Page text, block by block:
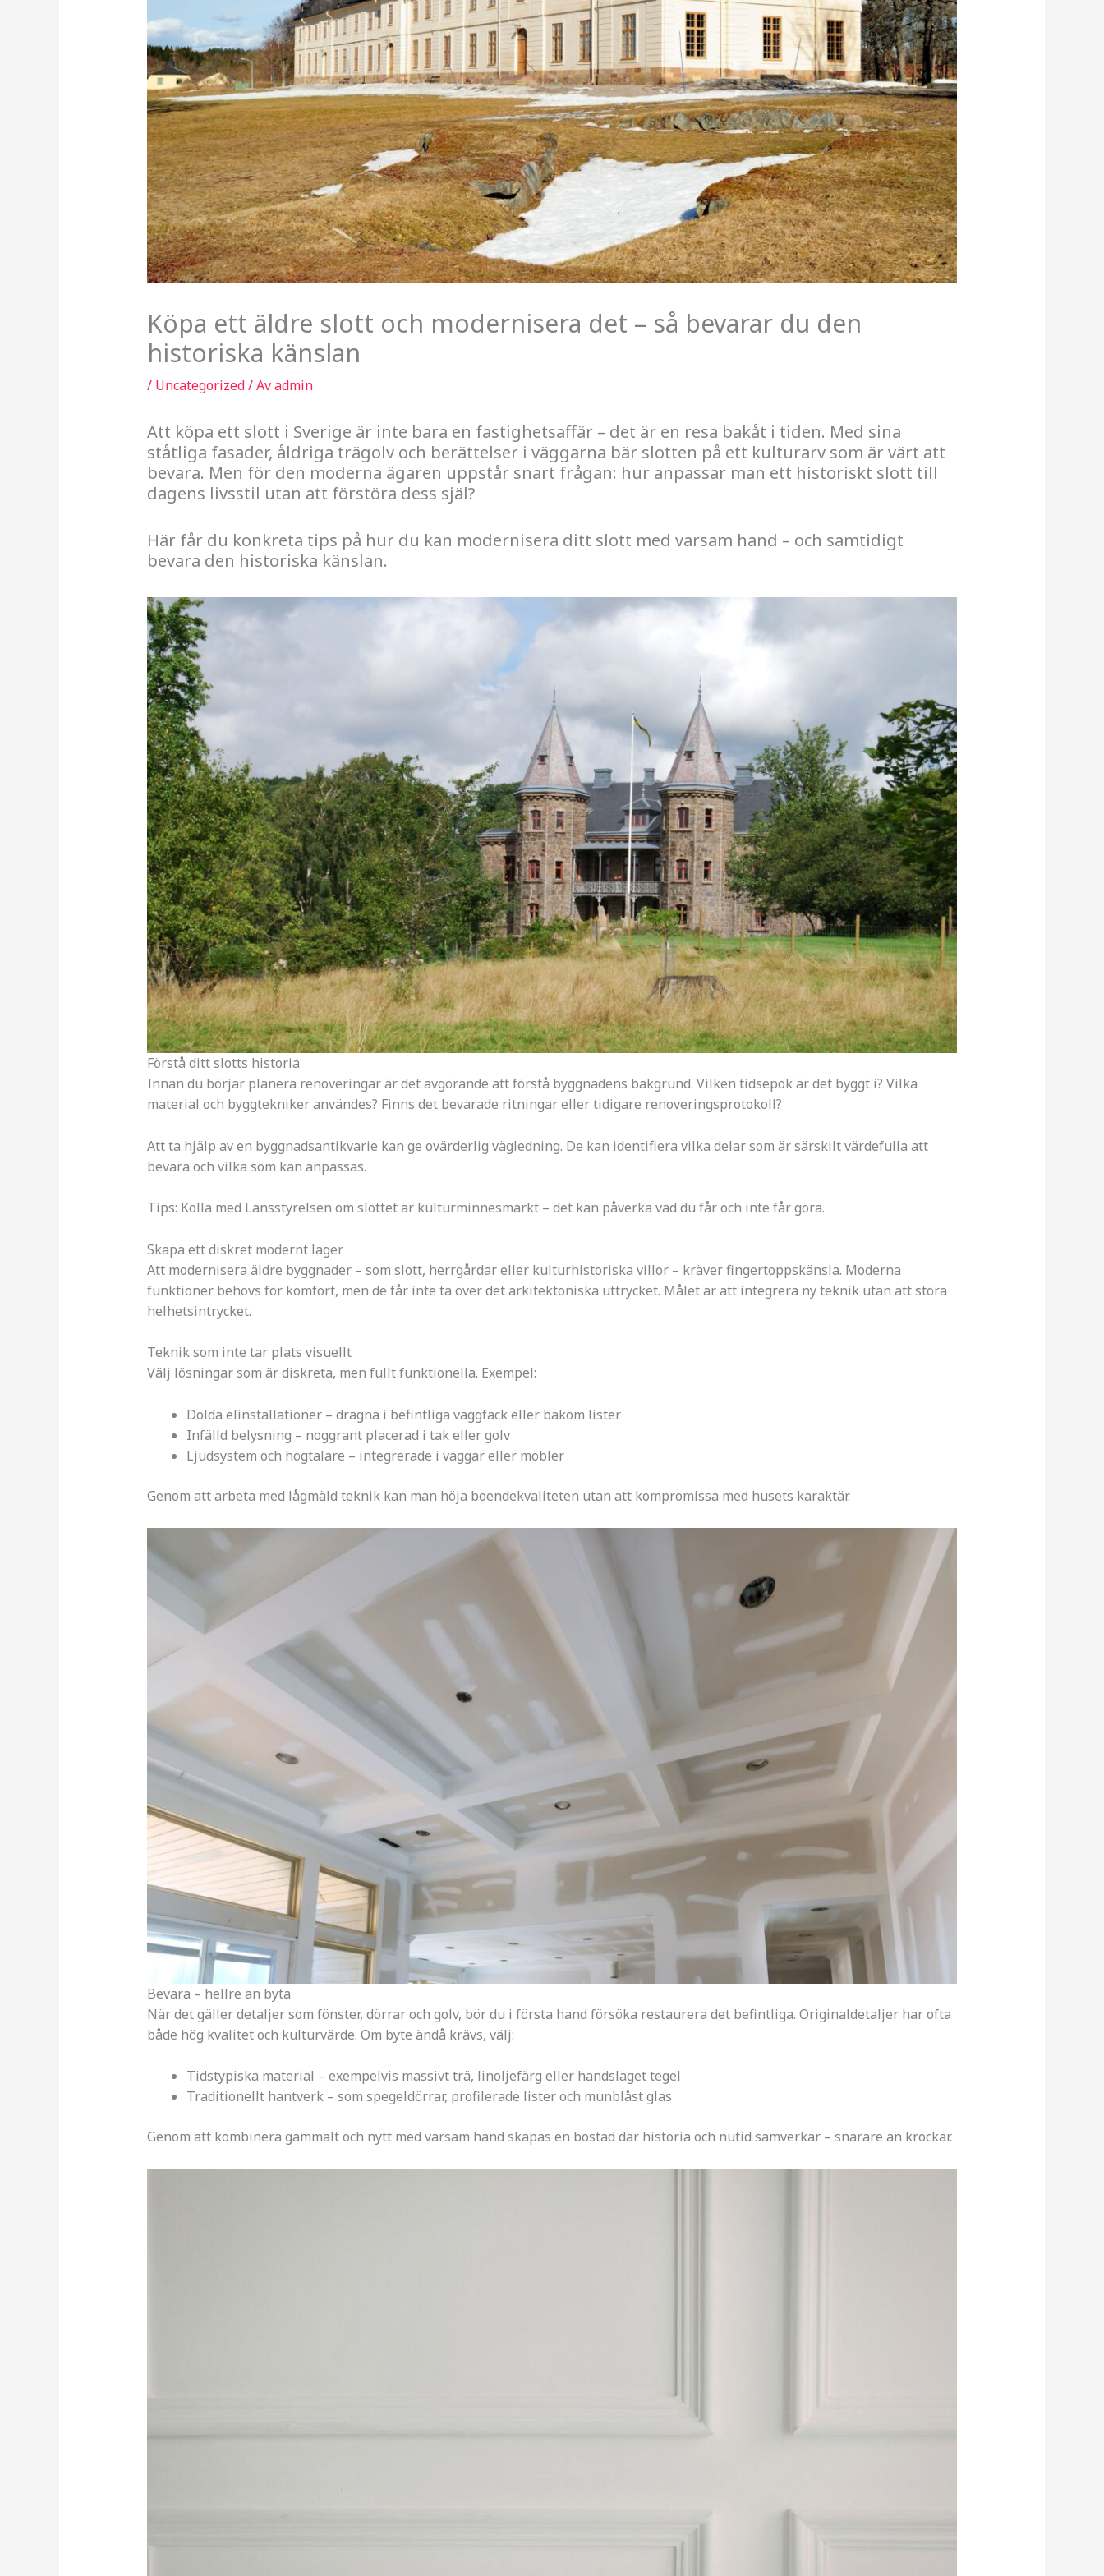
Köpa ett äldre slott och modernisera det – så bevarar du den
historiska känslan
/ Uncategorized/ Avadmin
Att köpa ett slott i Sverige är inte bara en fastighetsaffär – det är en resa bakåt i tiden. Med sina
ståtliga fasader, åldriga trägolv och berättelser i väggarna bär slotten på ett kulturarv som är värt att
bevara. Men för den moderna ägaren uppstår snart frågan: hur anpassar man ett historiskt slott till
dagens livsstil utan att förstöra dess själ?
Här får du konkreta tips på hur du kan modernisera ditt slott med varsam hand – och samtidigt
bevara den historiska känslan.
Förstå ditt slotts historia
Innan du börjar planera renoveringar är det avgörande att förstå byggnadens bakgrund. Vilken tidsepok är det byggt i? Vilka
material och byggtekniker användes? Finns det bevarade ritningar eller tidigare renoveringsprotokoll?
Att ta hjälp av en byggnadsantikvarie kan ge ovärderlig vägledning. De kan identifiera vilka delar som är särskilt värdefulla att
bevara och vilka som kan anpassas.
Tips: Kolla med Länsstyrelsen om slottet är kulturminnesmärkt – det kan påverka vad du får och inte får göra.
Skapa ett diskret modernt lager
Att modernisera äldre byggnader – som slott, herrgårdar eller kulturhistoriska villor – kräver fingertoppskänsla. Moderna
funktioner behövs för komfort, men de får inte ta över det arkitektoniska uttrycket. Målet är att integrera ny teknik utan att störa
helhetsintrycket.
Teknik som inte tar plats visuellt
Välj lösningar som är diskreta, men fullt funktionella. Exempel:
Dolda elinstallationer – dragna i befintliga väggfack eller bakom lister
Infälld belysning – noggrant placerad i tak eller golv
Ljudsystem och högtalare – integrerade i väggar eller möbler
Genom att arbeta med lågmäld teknik kan man höja boendekvaliteten utan att kompromissa med husets karaktär.
Bevara – hellre än byta
När det gäller detaljer som fönster, dörrar och golv, bör du i första hand försöka restaurera det befintliga. Originaldetaljer har ofta
både hög kvalitet och kulturvärde. Om byte ändå krävs, välj:
Tidstypiska material – exempelvis massivt trä, linoljefärg eller handslaget tegel
Traditionellt hantverk – som spegeldörrar, profilerade lister och munblåst glas
Genom att kombinera gammalt och nytt med varsam hand skapas en bostad där historia och nutid samverkar – snarare än krockar.